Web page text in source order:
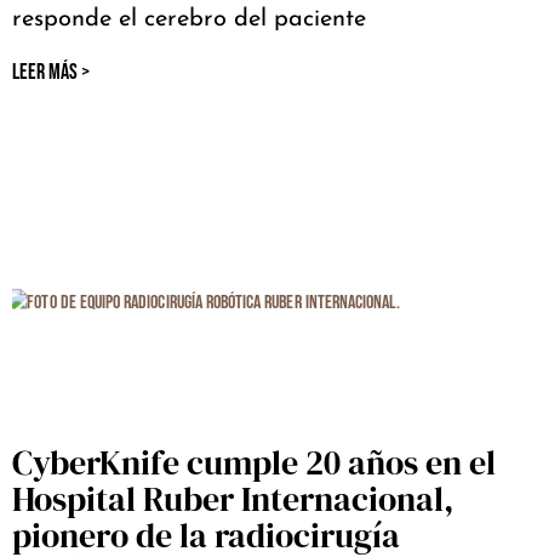
responde el cerebro del paciente
LEER MÁS >
CyberKnife cumple 20 años en el
Hospital Ruber Internacional,
pionero de la radiocirugía